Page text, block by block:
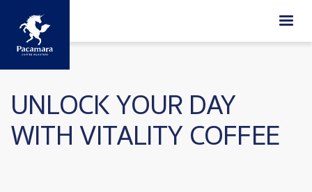
Skip to main content
UNLOCK YOUR DAY
WITH VITALITY COFFEE